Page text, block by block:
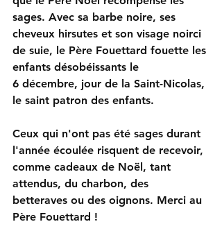
sages. Avec sa barbe noire, ses
cheveux hirsutes et son visage noirci
de suie, le Père Fouettard fouette les
enfants désobéissants le
6 décembre, jour de la Saint-Nicolas,
le saint patron des enfants.
Ceux qui n'ont pas été sages durant
l'année écoulée risquent de recevoir,
comme cadeaux de Noël, tant
attendus, du charbon, des
betteraves ou des oignons. Merci au
Père Fouettard !